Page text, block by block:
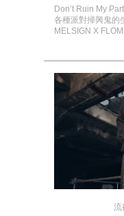
Don’t Ruin My
各種派對掃興鬼的
MELSIGN X
流